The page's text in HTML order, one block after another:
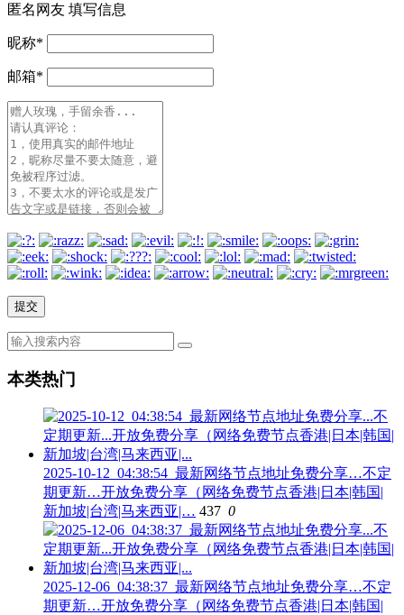
匿名网友 填写信息
昵称*
邮箱*
本类热门
2025-10-12_04:38:54_最新网络节点地址免费分享…不定
期更新…开放免费分享（网络免费节点香港|日本|韩国|
新加坡|台湾|马来西亚|… 437 0
2025-12-06_04:38:37_最新网络节点地址免费分享…不定
期更新…开放免费分享（网络免费节点香港|日本|韩国|